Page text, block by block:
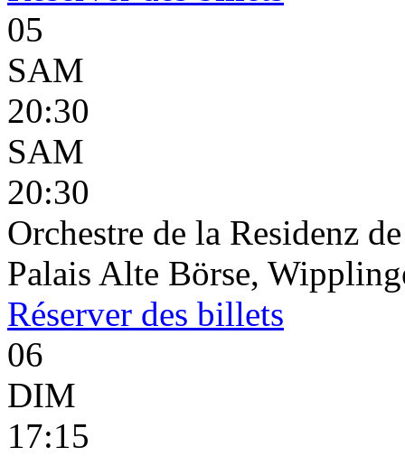
05
SAM
20:30
SAM
20:30
Orchestre de la Residenz
Palais Alte Börse,
Réserver des billets
06
DIM
17:15